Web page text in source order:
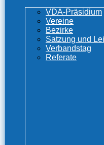
VDA-Präsidium
Vereine
Bezirke
Satzung und
Verbandstag
Referate